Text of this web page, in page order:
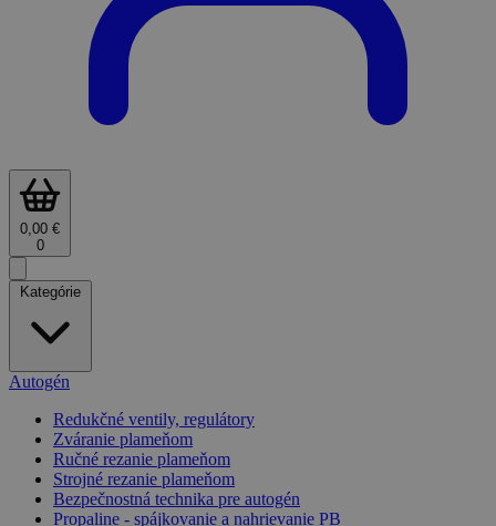
0,00 €
0
Kategórie
Autogén
Redukčné ventily, regulátory
Zváranie plameňom
Ručné rezanie plameňom
Strojné rezanie plameňom
Bezpečnostná technika pre autogén
Propaline - spájkovanie a nahrievanie PB